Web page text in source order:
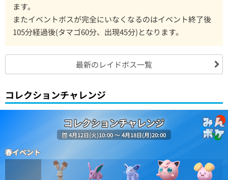
ます。
またイベントボスが完全にいなくなるのはイベント終了後
105分経過後(タマゴ60分、出現45分)となります。
最新のレイドボス一覧
コレクションチャレンジ
コレクションチャレンジ
4月12日(火)10:00 〜 4月18日(月)20:00
春イベント